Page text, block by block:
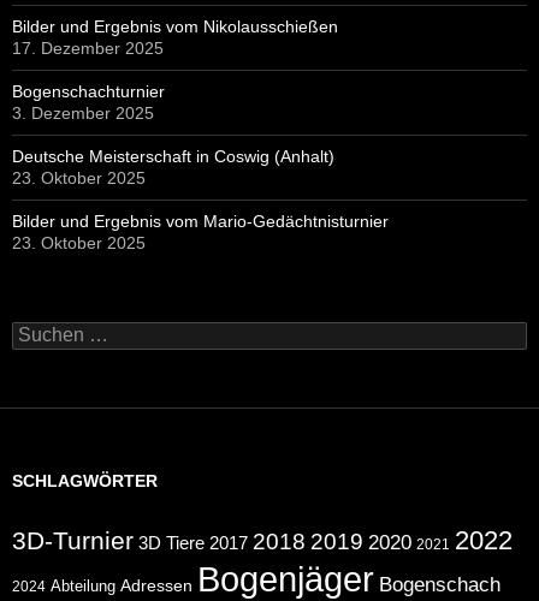
Bilder und Ergebnis vom Nikolausschießen
17. Dezember 2025
Bogenschachturnier
3. Dezember 2025
Deutsche Meisterschaft in Coswig (Anhalt)
23. Oktober 2025
Bilder und Ergebnis vom Mario-Gedächtnisturnier
23. Oktober 2025
Suchen
nach:
SCHLAGWÖRTER
3D-Turnier 3D Tiere 2017 2018 2019 2020 2021 2022
2024 Abteilung Adressen Bogenjäger Bogenschach